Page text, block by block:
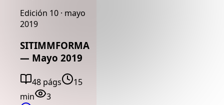
Edición 10 · mayo
2019
SITIMMFORMA
— Mayo 2019
48 págs
15
min
3